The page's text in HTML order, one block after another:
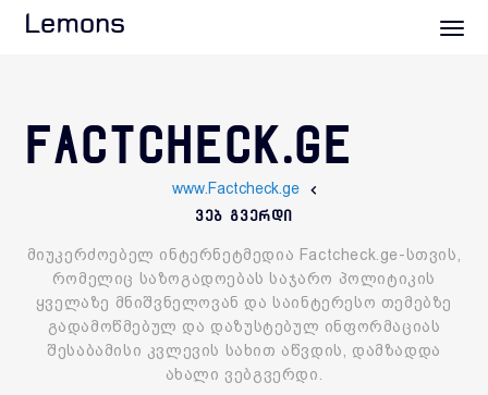
Lemons
FACTCHECK.GE
www.Factcheck.ge
ვებ გვერდი
მიუკერძოებელ ინტერნეტმედია Factcheck.ge-სთვის,
რომელიც საზოგადოებას საჯარო პოლიტიკის
ყველაზე მნიშვნელოვან და საინტერესო თემებზე
გადამოწმებულ და დაზუსტებულ ინფორმაციას
შესაბამისი კვლევის სახით აწვდის, დამზადდა
ახალი ვებგვერდი.